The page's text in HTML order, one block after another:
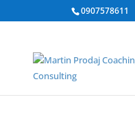
0907578611